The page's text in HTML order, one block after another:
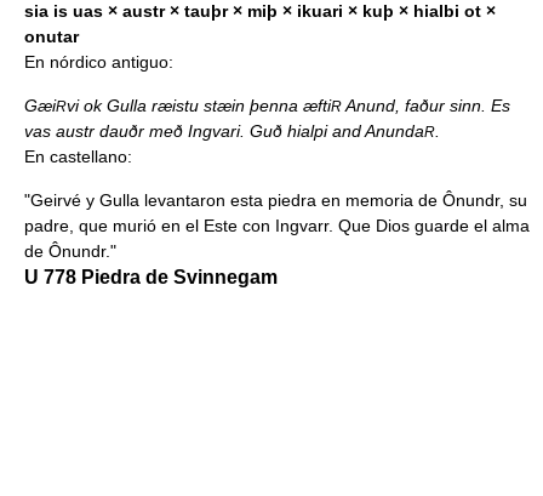
sia is uas × austr × tauþr × miþ × ikuari × kuþ × hialbi ot ×
onutar
En nórdico antiguo:
GæiRvi ok Gulla ræistu stæin þenna æftiR Anund, faður sinn. Es
vas austr dauðr með Ingvari. Guð hialpi and AnundaR
En castellano:
"Geirvé y Gulla levantaron esta piedra en memoria de Ônundr, su
padre, que murió en el Este con Ingvarr. Que Dios guarde el alma
de Ônundr."
U 778 Piedra de Svinnegam